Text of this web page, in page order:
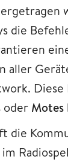
die
aller
oder Motes
die